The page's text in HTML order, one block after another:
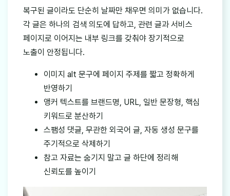
복구된 글이라도 단순히 날짜만 채우면 의미가 없습니다.
각 글은 하나의 검색 의도에 답하고, 관련 글과 서비스
페이지로 이어지는 내부 링크를 갖춰야 장기적으로
노출이 안정됩니다.
이미지 alt 문구에 페이지 주제를 짧고 정확하게
반영하기
앵커 텍스트를 브랜드명, URL, 일반 문장형, 핵심
키워드로 분산하기
스팸성 댓글, 무관한 외국어 글, 자동 생성 문구를
주기적으로 삭제하기
참고 자료는 숨기지 말고 글 하단에 정리해
신뢰도를 높이기